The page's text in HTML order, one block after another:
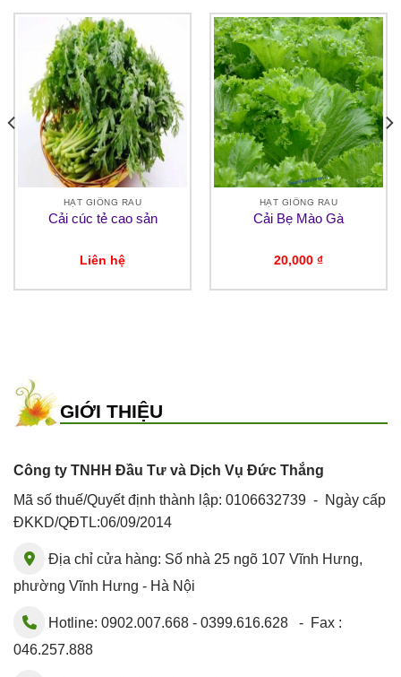
HẠT GIỐNG RAU
Cải cúc tẻ cao sản
Liên hệ
HẠT GIỐNG RAU
Cải Bẹ Mào Gà
20,000 ₫
GIỚI THIỆU
Công ty TNHH Đầu Tư và Dịch Vụ Đức Thắng
Mã số thuế/Quyết định thành lập: 0106632739 - Ngày cấp
ĐKKD/QĐTL:06/09/2014
Địa chỉ cửa hàng: Số nhà 25 ngõ 107 Vĩnh Hưng,
phường Vĩnh Hưng - Hà Nội
Hotline: 0902.007.668 - 0399.616.628 - Fax :
046.257.888